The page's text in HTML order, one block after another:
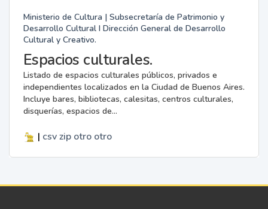
Ministerio de Cultura | Subsecretaría de Patrimonio y
Desarrollo Cultural I Dirección General de Desarrollo
Cultural y Creativo.
Espacios culturales.
Listado de espacios culturales públicos, privados e
independientes localizados en la Ciudad de Buenos Aires.
Incluye bares, bibliotecas, calesitas, centros culturales,
disquerías, espacios de...
| csv zip otro otro